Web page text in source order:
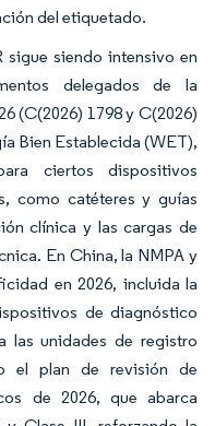
del etiquetado.
sigue siendo intensivo en
delegados de la
(C(2026) 1798 y C(2026)
Bien Establecida (WET),
ciertos dispositivos
como catéteres y guías
clínica y las cargas de
En China, la NMPA y
en 2026, incluida la
de diagnóstico
las unidades de registro
el plan de revisión de
de 2026, que abarca